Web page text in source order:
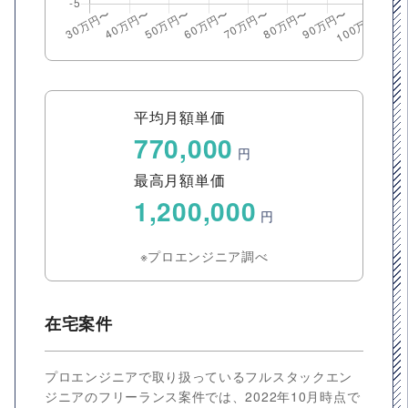
平均月額単価
770,000 円
最高月額単価
1,200,000 円
※プロエンジニア調べ
在宅案件
プロエンジニアで取り扱っているフルスタックエン
ジニアのフリーランス案件では、2022年10月時点で